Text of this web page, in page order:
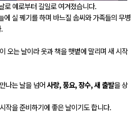
로 예로부터 길일로 여겨졌습니다.
에 실 꿰기를 하며 바느질 솜씨와 가족들의 무병
오는 날이라 옷과 책을 햇볕에 말리며 새 시작
나는 날을 넘어사랑, 풍요, 장수, 새 출발을 상
작을 준비하기에 좋은 날이기도 합니다.